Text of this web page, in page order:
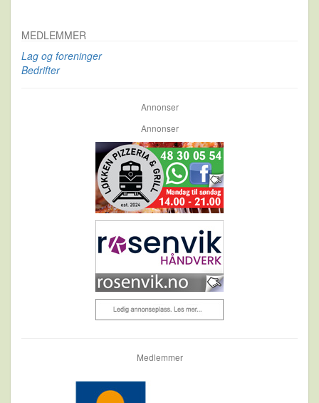
MEDLEMMER
Lag og foreninger
Bedrifter
Annonser
Annonser
Medlemmer